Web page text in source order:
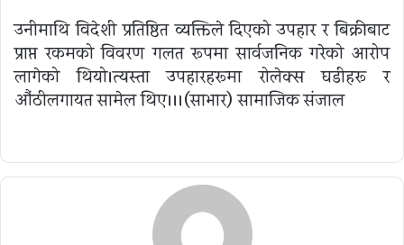
उनीमाथि विदेशी प्रतिष्ठित व्यक्तिले दिएको उपहार र बिक्रीबाट
प्राप्त रकमको विवरण गलत रूपमा सार्वजनिक गरेको आरोप
लागेको थियो।त्यस्ता उपहारहरूमा रोलेक्स घडीहरू र
औंठीलगायत सामेल थिए।।।(साभार) सामाजिक संजाल